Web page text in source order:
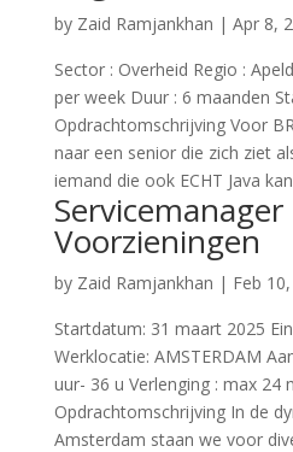
by Zaid Ramjankhan | Apr 8,
Sector : Overheid Regio :
per week Duur : 6 maanden
Opdrachtomschrijving Voor
naar een senior die zich ziet
iemand die ook ECHT Java
Voorzieningen
by Zaid Ramjankhan | Feb
Startdatum: 31 maart 2025
Werklocatie: AMSTERDAM
uur- 36 u Verlenging : max 24
Opdrachtomschrijving In de
Amsterdam staan we voor